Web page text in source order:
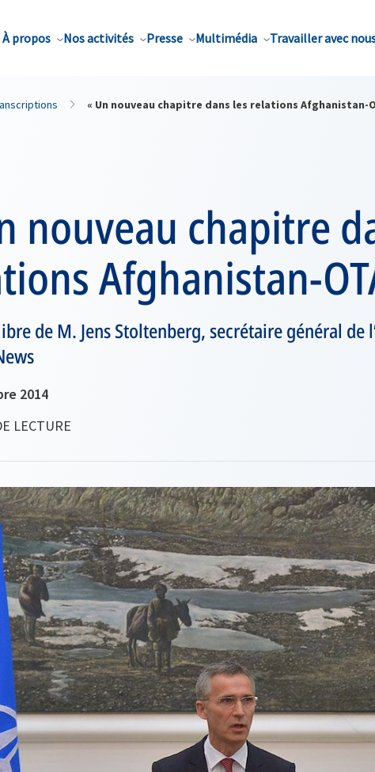
À propos Nos activités Presse Multimédia Travailler avec
« Un nouveau chapitre dans les relations Afghanistan-
nouveau chapitre
Afghanistan-
de M. Jens Stoltenberg, secrétaire général de
2014
LECTURE